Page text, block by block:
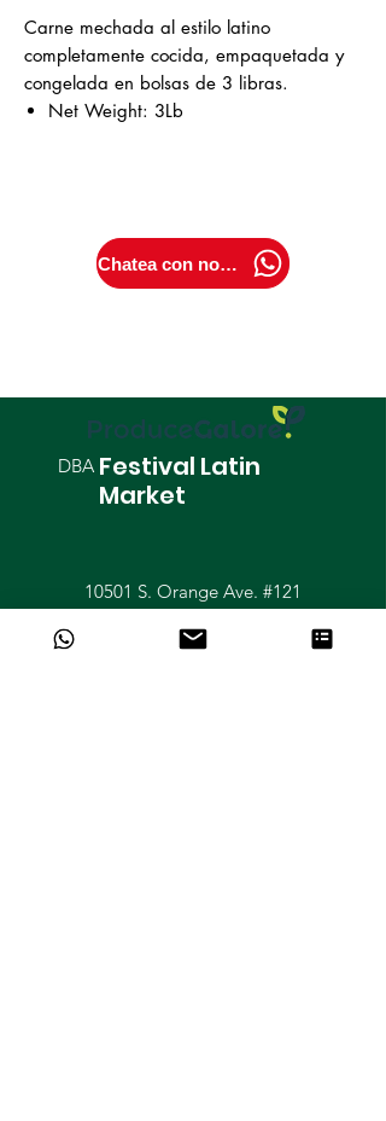
Carne mechada al estilo latino
completamente cocida, empaquetada y
congelada en bolsas de 3 libras.
Net Weight: 3Lb
Chatea con nosotros
DBA Festival Latin
Market
10501 S. Orange Ave. #121
Orlando, FL 32824.